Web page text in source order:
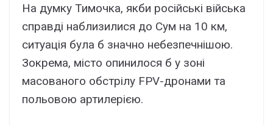
На думку Тимочка, якби російські війська
справді наблизилися до Сум на 10 км,
ситуація була б значно небезпечнішою.
Зокрема, місто опинилося б у зоні
масованого обстрілу FPV-дронами та
польовою артилерією.